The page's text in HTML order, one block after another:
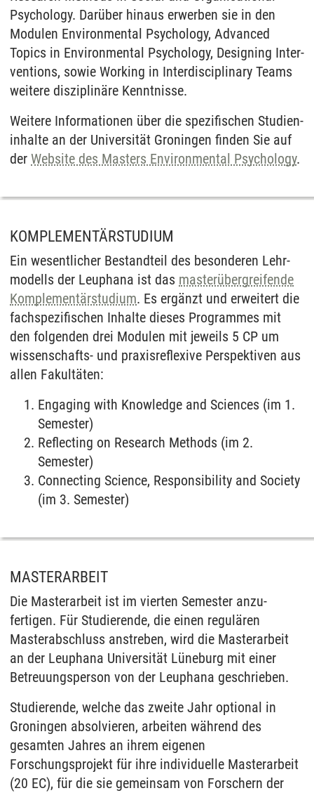
Psychology. Darüber hinaus erwerben sie in den
Modulen Environ­mental Psychology, Advanced
Topics in Environ­mental Psychology, Designing Inter­
ventions, sowie Working in Inter­disciplinary Teams
weitere disziplinäre Kenntnisse.
Weitere Informationen über die spezifischen Studien­
inhalte an der Universität Groningen finden Sie auf
der Website des Masters Environ­mental Psychology.
KOMPLEMENTÄRSTUDIUM
Ein wesentlicher Bestand­teil des besonderen Lehr­
modells der Leuphana ist das master­übergreifende
Komplementär­studium. Es ergänzt und erweitert die
fach­spezifischen Inhalte dieses Programmes mit
den folgenden drei Modulen mit jeweils 5 CP um
wissen­schafts- und praxis­reflexive Perspektiven aus
allen Fakultäten:
Engaging with Know­ledge and Sciences (im 1.
Semester)
Reflecting on Research Methods (im 2.
Semester)
Connecting Science, Responsibility and Society
(im 3. Semester)
MASTERARBEIT
Die Master­arbeit ist im vierten Semester anzu­
fertigen. Für Studierende, die einen regulären
Master­abschluss anstreben, wird die Master­arbeit
an der Leuphana Universität Lüne­burg mit einer
Betreuungs­person von der Leuphana geschrieben.
Studierende, welche das zweite Jahr optional in
Groningen absolvieren, arbeiten während des
gesamten Jahres an ihrem eigenen
Forschungsprojekt für ihre individuelle Masterarbeit
(20 EC), für die sie gemeinsam von Forschern der